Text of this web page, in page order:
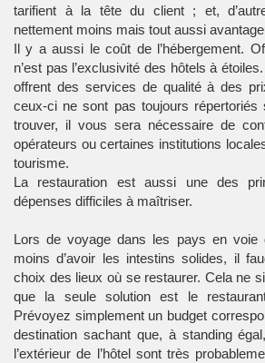
tarifient à la tête du client ; et,
nettement moins mais tout aussi
Il y a aussi le coût de l’hébergement.
n’est pas l’exclusivité des hôtels à
offrent des services de qualité à des
ceux-ci ne sont pas toujours répertoriés
trouver, il vous sera nécessaire de
opérateurs ou certaines institutions
tourisme.
La restauration est aussi une des
dépenses difficiles à maîtriser.
Lors de voyage dans les pays en voie
moins d’avoir les intestins solides, il
choix des lieux où se restaurer. Cela ne
que la seule solution est le
Prévoyez simplement un budget
destination sachant que, à standing
l’extérieur de l’hôtel sont très